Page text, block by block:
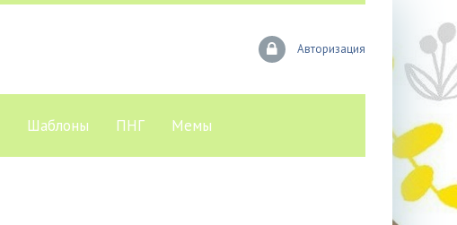
Авторизация
Шаблоны ПНГ Мемы